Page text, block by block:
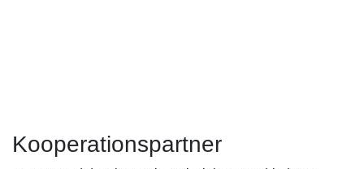
Kooperationspartner